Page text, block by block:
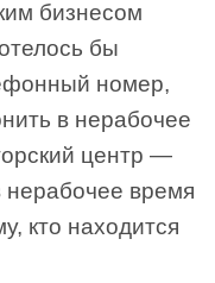
бизнесом
бы
номер,
в нерабочее
центр —
нерабочее время
кто находится